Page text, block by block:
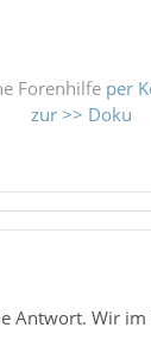
Forenhilfe per
zur >> Doku
Wir im